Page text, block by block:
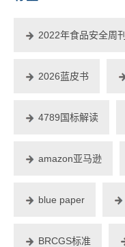
2022年食品安全周刊
2026蓝皮书
4789国标解读
amazon亚马逊
blue paper
BRCGS标准